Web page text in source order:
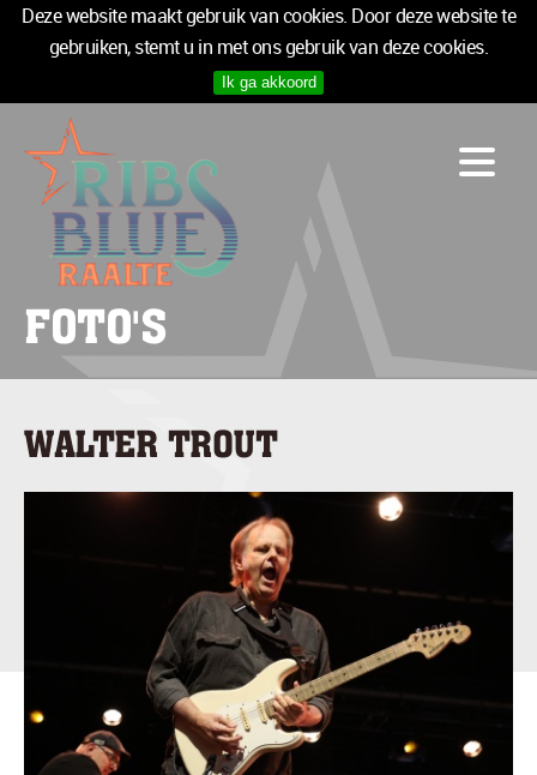
Deze website maakt gebruik van cookies. Door deze website te
gebruiken, stemt u in met ons gebruik van deze cookies.
Ik ga akkoord
PROGRAMMA
LOGIES
INFO
MEDIA
TICKETS
SPONSOREN
TICKETS
FOTO'S
WALTER TROUT